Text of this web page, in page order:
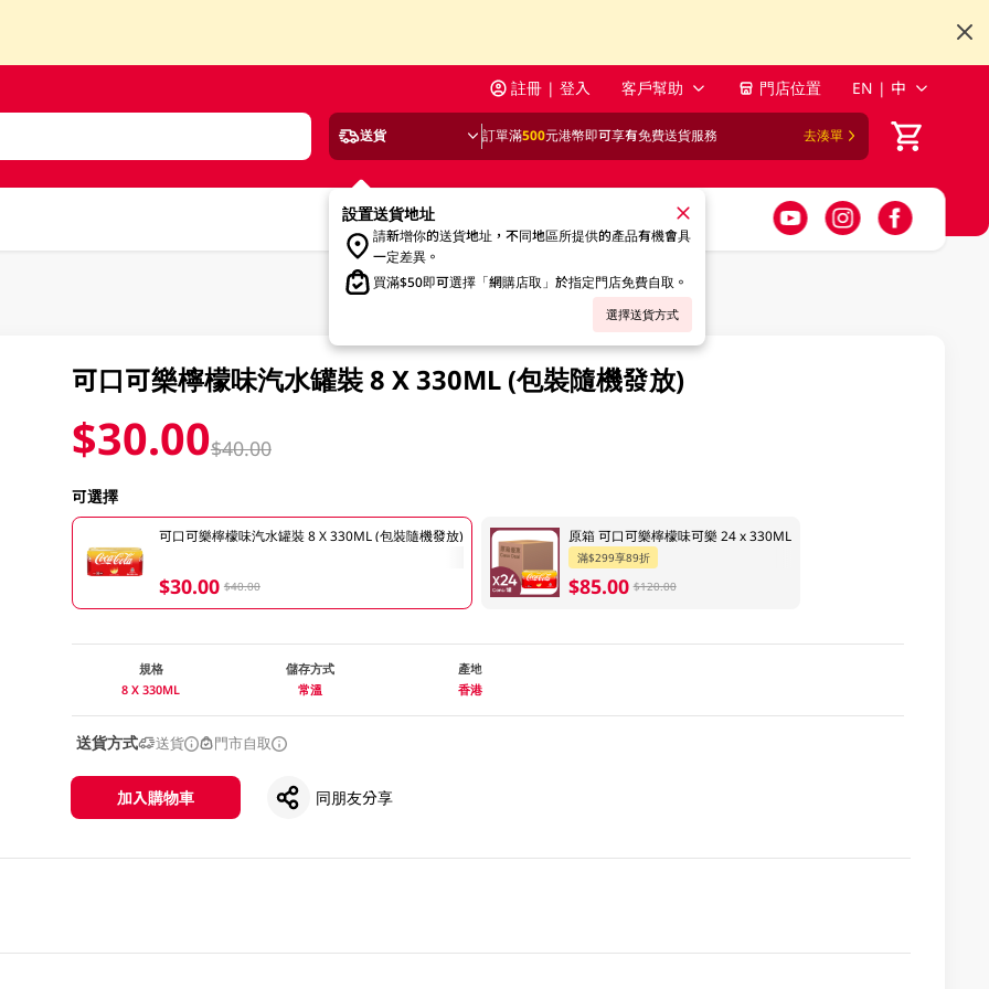
註冊 | 登入 客戶幫助 門店位置 EN | 中
送貨 訂單滿500元港幣即可享有免費送貨服務 去湊單
設置送貨地址
請新增你的送貨地址，不同地區所提供的產品有機會具
一定差異。
買滿$50即可選擇「網購店取」於指定門店免費自取。
選擇送貨方式
可口可樂檸檬味汽水罐裝 8 X 330ML (包裝隨機發放)
$30.00$40.00
可選擇
可口可樂檸檬味汽水罐裝 8 X 330ML (包裝隨機發放)
$30.00 $40.00
原箱 可口可樂檸檬味可樂 24 x 330ML
滿$299享89折
$85.00 $120.00
規格
8 X 330ML
儲存方式
常溫
產地
香港
送貨方式 送貨 門市自取
加入購物車 同朋友分享